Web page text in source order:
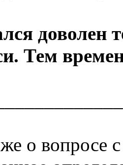
доволен
Тем
о вопросе